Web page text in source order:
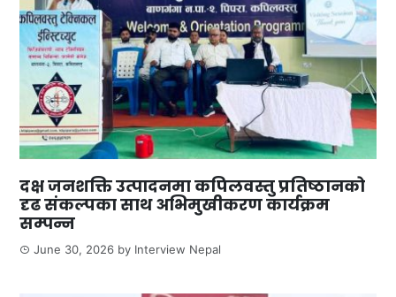
दक्ष जनशक्ति उत्पादनमा कपिलवस्तु प्रतिष्ठानको
दृढ संकल्पका साथ अभिमुखीकरण कार्यक्रम
सम्पन्न
June 30, 2026 by Interview Nepal